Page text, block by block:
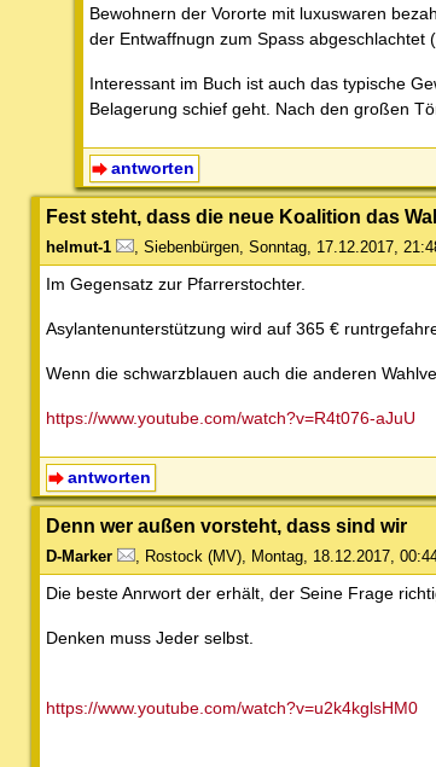
Bewohnern der Vororte mit luxuswaren
der Entwaffnugn zum Spass abgeschlachtet
Interessant im Buch ist auch das typische
Belagerung schief geht. Nach den großen
antworten
Fest steht, dass die neue Koalition das
helmut-1 Siebenbürgen Sonntag, 17.12.2017,
Im Gegensatz zur Pfarrerstochter.
Asylantenunterstützung wird auf 365 €
Wenn die schwarzblauen auch die anderen
https://www.youtube.com/watch?v=R4t076-aJuU
antworten
Denn wer außen vorsteht, dass sind wir
D-Marker Rostock (MV) Montag, 18.12.2017,
Die beste Anrwort der erhält, der Seine Frage
Denken muss Jeder selbst.
https://www.youtube.com/watch?v=u2k4kglsHM0